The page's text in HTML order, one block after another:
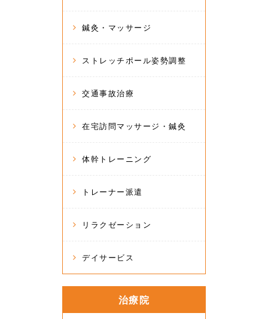
鍼灸・マッサージ
ストレッチポール姿勢調整
交通事故治療
在宅訪問マッサージ・鍼灸
体幹トレーニング
トレーナー派遣
リラクゼーション
デイサービス
治療院